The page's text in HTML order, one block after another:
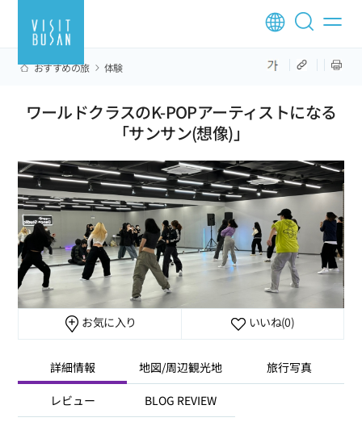
おすすめの旅 体験
ワールドクラスのK-POPアーティストになる
「サンサン(想像)」
お気に入り いいね(0)
詳細情報 地図/周辺観光地 旅行写真
レビュー BLOG REVIEW